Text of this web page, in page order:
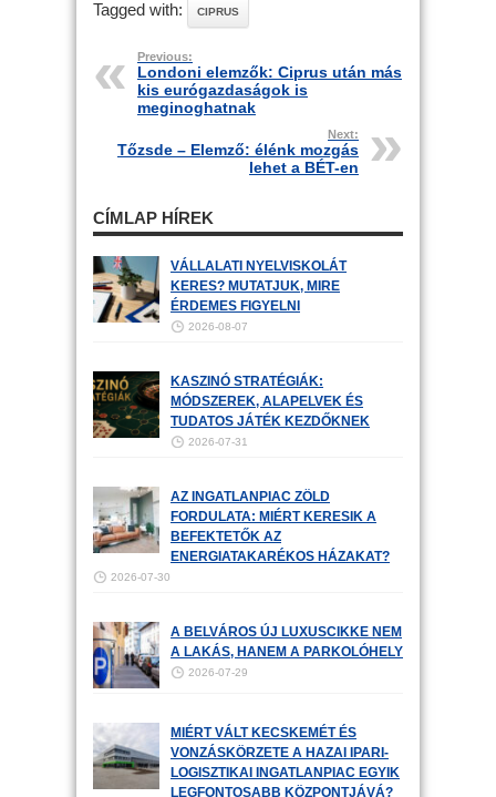
Tagged with: CIPRUS
Previous:
Londoni elemzők: Ciprus után más
kis eurógazdaságok is
meginoghatnak
Next:
Tőzsde – Elemző: élénk mozgás
lehet a BÉT-en
CÍMLAP HÍREK
VÁLLALATI NYELVISKOLÁT
KERES? MUTATJUK, MIRE
ÉRDEMES FIGYELNI
2026-08-07
KASZINÓ STRATÉGIÁK:
MÓDSZEREK, ALAPELVEK ÉS
TUDATOS JÁTÉK KEZDŐKNEK
2026-07-31
AZ INGATLANPIAC ZÖLD
FORDULATA: MIÉRT KERESIK A
BEFEKTETŐK AZ
ENERGIATAKARÉKOS HÁZAKAT?
2026-07-30
A BELVÁROS ÚJ LUXUSCIKKE NEM
A LAKÁS, HANEM A PARKOLÓHELY
2026-07-29
MIÉRT VÁLT KECSKEMÉT ÉS
VONZÁSKÖRZETE A HAZAI IPARI-
LOGISZTIKAI INGATLANPIAC EGYIK
LEGFONTOSABB KÖZPONTJÁVÁ?